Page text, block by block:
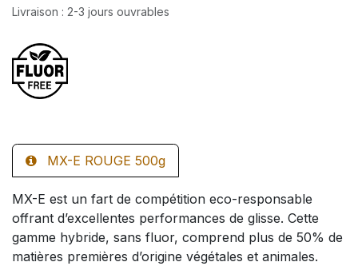
Livraison : 2-3 jours ouvrables
MX-E ROUGE 500g
MX-E est un fart de compétition eco-responsable
offrant d’excellentes performances de glisse. Cette
gamme hybride, sans fluor, comprend plus de 50% de
matières premières d’origine végétales et animales.